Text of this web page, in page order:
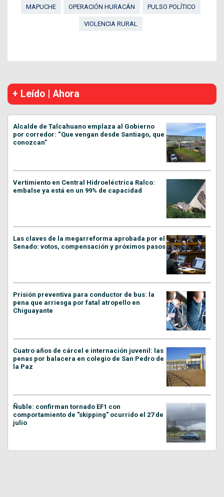
MAPUCHE OPERACIÓN HURACÁN PULSO POLÍTICO
VIOLENCIA RURAL
+ Leído | Ahora
Alcalde de Talcahuano emplaza al Gobierno
por corredor: “Que vengan desde Santiago, que
conozcan”
Vertimiento en Central Hidroeléctrica Ralco:
embalse ya está en un 99% de capacidad
Las claves de la megarreforma aprobada por el
Senado: votos, compensación y próximos pasos
Prisión preventiva para conductor de bus: la
pena que arriesga por fatal atropello en
Chiguayante
Cuatro años de cárcel e internación juvenil: las
penas por balacera en colegio de San Pedro de
la Paz
Ñuble: confirman tornado EF1 con
comportamiento de "skipping" ocurrido el 27 de
julio